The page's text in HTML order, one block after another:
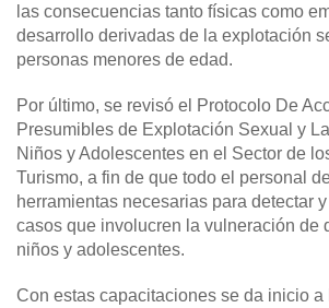
las consecuencias tanto físicas como
desarrollo derivadas de la explotación
personas menores de edad.
Por último, se revisó el Protocolo De
Presumibles de Explotación Sexual y
Niños y Adolescentes en el Sector de
Turismo, a fin de que todo el personal
herramientas necesarias para detectar
casos que involucren la vulneración de
niños y adolescentes.
Con estas capacitaciones se da inicio a